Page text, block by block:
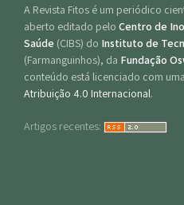
A Revista Fitos é um periódico
aberto editado pelo Centro de
Saúde (CIBS) do Instituto de
(Farmanguinhos), da Fundação
conteúdo está licenciado com
Atribuição 4.0 Internacional.
Artigos recentes: